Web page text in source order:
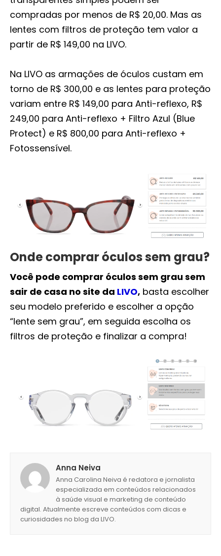
compradas por menos de R$ 20,00. Mas as
lentes com filtros de proteção tem valor a
partir de R$ 149,00 na LIVO.
Na LIVO as armações de óculos custam em
torno de R$ 300,00 e as lentes para proteção
variam entre R$ 149,00 para Anti-reflexo, R$
249,00 para Anti-reflexo + Filtro Azul (Blue
Protect) e R$ 800,00 para Anti-reflexo +
Fotossensível.
Onde comprar óculos sem grau?
Você pode comprar óculos sem grau sem
sair de casa no site da LIVO, basta escolher
seu modelo preferido e escolher a opção
“lente sem grau”, em seguida escolha os
filtros de proteção e finalizar a compra!
Anna Neiva
Anna Carolina Neiva é redatora e jornalista
especializada em conteúdos relacionados
à saúde visual e marketing de conteúdo
digital. Atualmente escreve conteúdos com dicas e
curiosidades no blog da LIVO.